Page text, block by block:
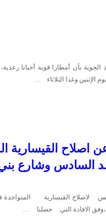
الجوية بأن أمطارا قوية أحيانا
الإثنين وغدا الثلاثاء …
اصلاح القيسارية
السادس وشارع
القيسارية المتواجدة
الافادة التي حصلنا …